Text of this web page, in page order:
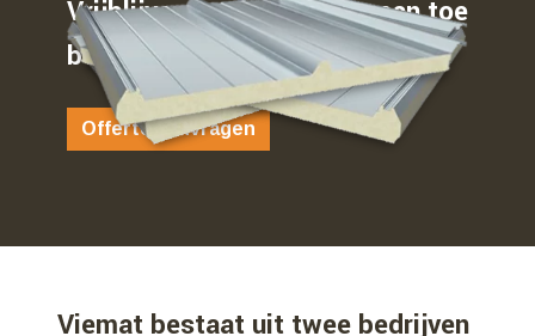
Vrijblijvend weten waar u aan toe
bent…
Offerte aanvragen
Viemat bestaat uit twee bedrijven